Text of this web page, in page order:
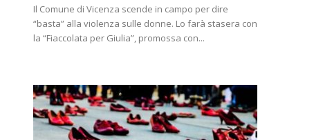
Il Comune di Vicenza scende in campo per dire
“basta” alla violenza sulle donne. Lo farà stasera con
la “Fiaccolata per Giulia”, promossa con...